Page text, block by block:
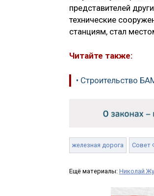
представителей
технические
станциям, стал
Читайте также:
• Строительство
железная дорога Совет
Ещё материалы: Николай